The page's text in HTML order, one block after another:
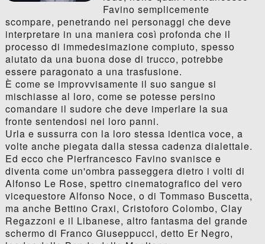
Favino semplicemente
scompare, penetrando nei personaggi che deve
interpretare in una maniera così profonda che il
processo di immedesimazione compiuto, spesso
aiutato da una buona dose di trucco, potrebbe
essere paragonato a una trasfusione.
È come se improvvisamente il suo sangue si
mischiasse al loro, come se potesse persino
comandare il sudore che deve imperlare la sua
fronte sentendosi nei loro panni.
Urla e sussurra con la loro stessa identica voce, a
volte anche piegata dalla stessa cadenza dialettale.
Ed ecco che Pierfrancesco Favino svanisce e
diventa come un'ombra passeggera dietro i volti di
Alfonso Le Rose, spettro cinematografico del vero
vicequestore Alfonso Noce, o di Tommaso Buscetta,
ma anche Bettino Craxi, Cristoforo Colombo, Clay
Regazzoni e il Libanese, altro fantasma del grande
schermo di Franco Giuseppucci, detto Er Negro,